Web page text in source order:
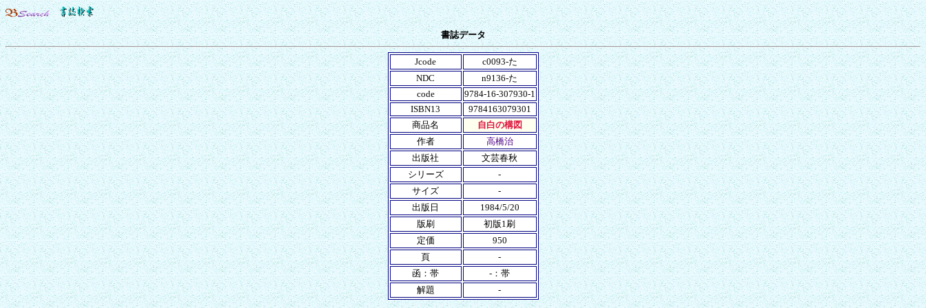
書誌データ
Jcode
c0093-た
NDC
n9136-た
code
9784-16-307930-1
ISBN13
9784163079301
商品名
自白の構図
作者
高橋治
出版社
文芸春秋
シリーズ
-
サイズ
-
出版日
1984/5/20
版刷
初版1刷
定価
950
頁
-
函：帯
-：帯
解題
-